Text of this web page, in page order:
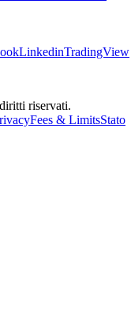
LinkedinTradingView
riservati.
Fees & LimitsStato